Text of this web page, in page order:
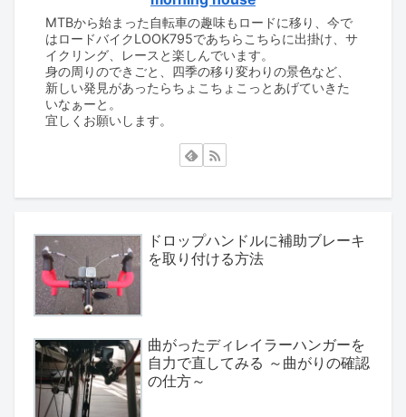
MTBから始まった自転車の趣味もロードに移り、今で
はロードバイクLOOK795であちらこちらに出掛け、サ
イクリング、レースと楽しんでいます。
身の周りのできごと、四季の移り変わりの景色など、
新しい発見があったらちょこちょこっとあげていきた
いなぁーと。
宜しくお願いします。
ドロップハンドルに補助ブレーキ
を取り付ける方法
曲がったディレイラーハンガーを
自力で直してみる ～曲がりの確認
の仕方～